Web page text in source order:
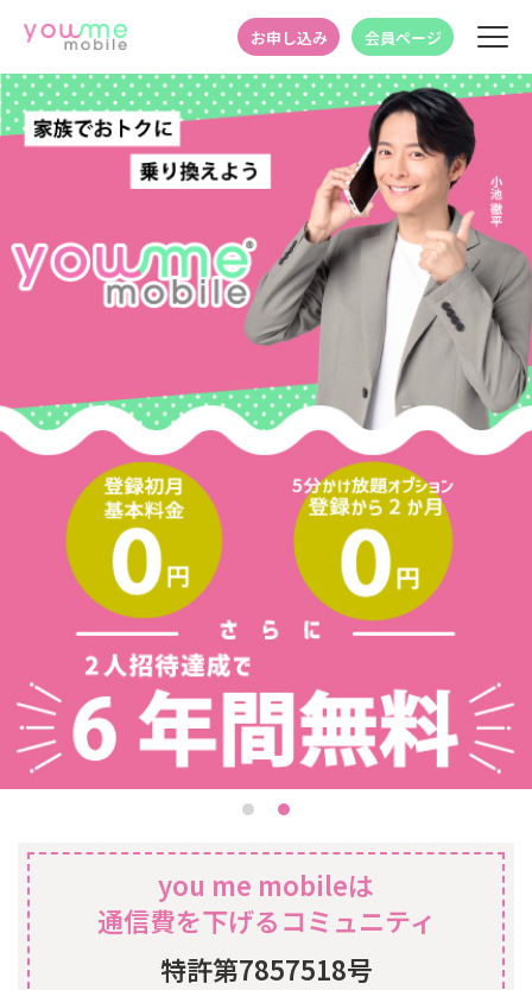
お申し込み 会員ページ
you me mobileは
通信費を下げるコミュニティ
特許第7857518号